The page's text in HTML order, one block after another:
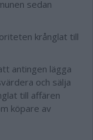
sedan
krånglat till
antingen lägga
och sälja
till affären
köpare av